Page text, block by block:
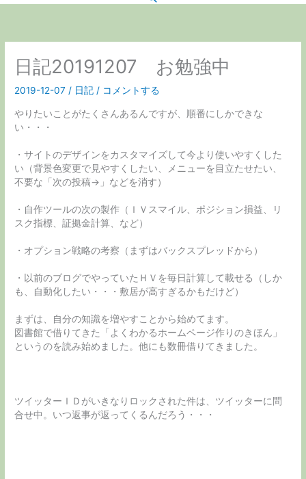
日記20191207 お勉強中
2019-12-07/ 日記 / コメントする
やりたいことがたくさんあるんですが、順番にしかできな
い・・・
・サイトのデザインをカスタマイズして今より使いやすくした
い（背景色変更で見やすくしたい、メニューを目立たせたい、
不要な「次の投稿→」などを消す）
・自作ツールの次の製作（ＩＶスマイル、ポジション損益、リ
スク指標、証拠金計算、など）
・オプション戦略の考察（まずはバックスプレッドから）
・以前のブログでやっていたＨＶを毎日計算して載せる（しか
も、自動化したい・・・敷居が高すぎるかもだけど）
まずは、自分の知識を増やすことから始めてます。
図書館で借りてきた「よくわかるホームページ作りのきほん」
というのを読み始めました。他にも数冊借りてきました。
ツイッターＩＤがいきなりロックされた件は、ツイッターに問
合せ中。いつ返事が返ってくるんだろう・・・